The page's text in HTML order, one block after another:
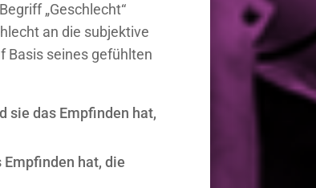
„Geschlecht“
an die subjektive
Basis seines gefühlten
sie das Empfinden hat,
hat, die